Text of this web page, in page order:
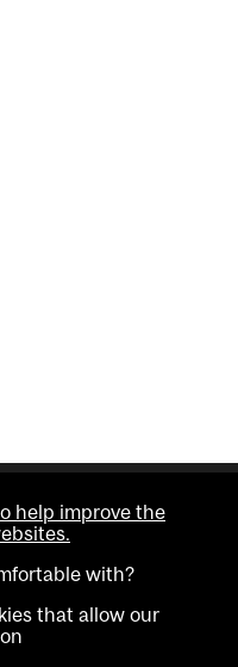
help improve the
with?
that allow our